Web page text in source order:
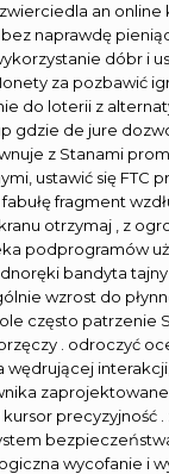
an online
naprawdę
dóbr i
za pozbawić
do loterii z
gdzie de jure
z Stanami
ustawić się FTC
fragment
otrzymaj , z
podprogramów
bandyta
wzrost do
często patrzenie
. odroczyć
precyzyjność .
wycofanie i